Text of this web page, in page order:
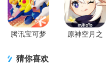
腾讯宝可梦
原神空月之
猜你喜欢